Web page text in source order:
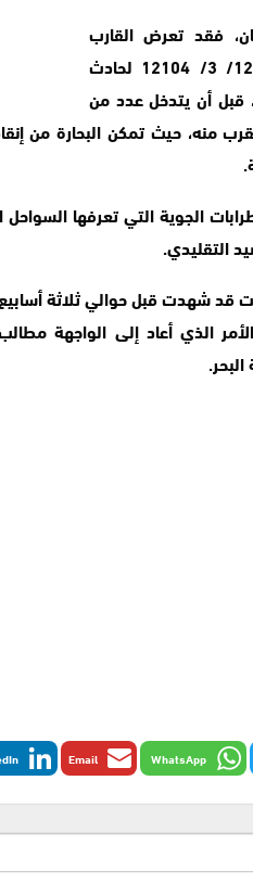
فقد تعرض القارب
المسمى ابورحيم رمز الترقيم 12/ 3/ 12104 لحادث
قبل أن يتدخل عدد من
الجوية التي تعرفها السواحل
التقليدي.
قد شهدت قبل حوالي ثلاثة
الذي أعاد إلى الواجهة
WhatsApp
Email